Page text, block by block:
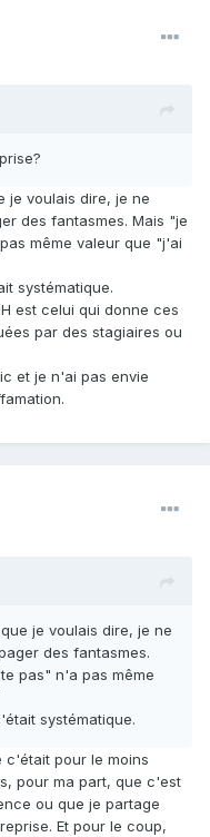
je voulais dire, je ne
des fantasmes. Mais "je
même valeur que "j'ai
systématique.
est celui qui donne ces
par des stagiaires ou
et je n'ai pas envie
je voulais dire, je ne
des fantasmes.
pas" n'a pas même
systématique.
c'était pour le moins
pour ma part, que c'est
ou que je partage
Et pour le coup,